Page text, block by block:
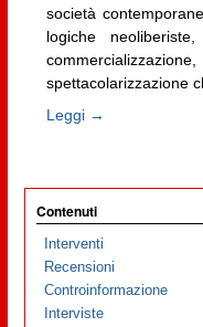
società
logiche
spettacolarizzazione
Leggi →
Contenuti
Interventi
Recensioni
Controinformazione
Interviste